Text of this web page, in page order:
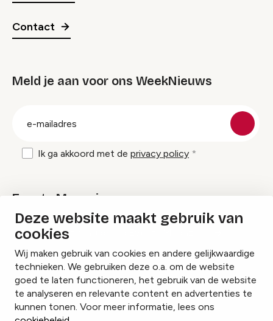
Deze website maakt gebruik van
cookies
Wij maken gebruik van cookies en andere gelijkwaardige
technieken. We gebruiken deze o.a. om de website
goed te laten functioneren, het gebruik van de website
te analyseren en relevante content en advertenties te
kunnen tonen. Voor meer informatie, lees ons
Contact
Meld je aan voor ons WeekNieuws
Ik ga akkoord met de privacy policy
Events Magazine
Ik ontvang graag Events Magazine
InstagramFacebookLinkedIn